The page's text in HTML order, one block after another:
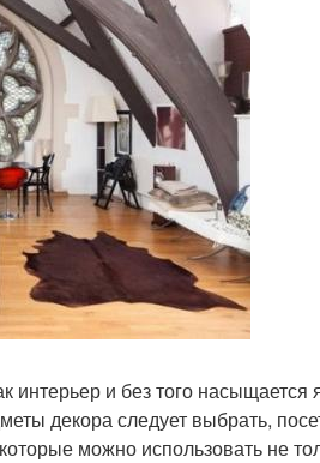
интерьер и без того насыщается
декора следует выбрать,
можно использовать не